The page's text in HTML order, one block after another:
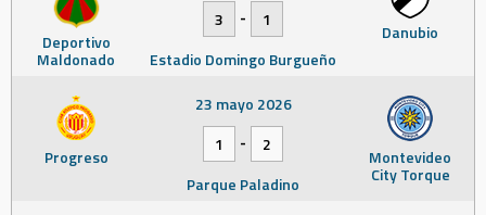
Deportivo
Maldonado
Danubio
3
-
1
Estadio Domingo Burgueño
Progreso Montevideo
City Torque
23 mayo 2026
1
-
2
Parque Paladino